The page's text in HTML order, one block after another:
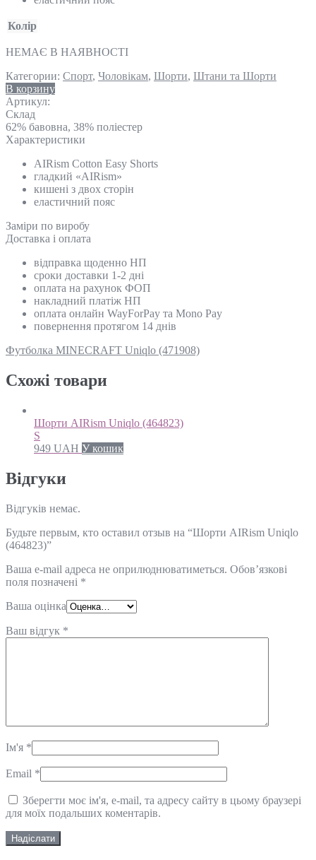
Колір
НЕМАЄ В НАЯВНОСТІ
Категории: Спорт, Чоловікам, Шорти, Штани та Шорти
В корзину
Артикул:
Склад
62% бавовна, 38% поліестер
Характеристики
AIRism Cotton Easy Shorts
гладкий «AIRism»
кишені з двох сторін
еластичний пояс
Замiри по виробу
Доставка і оплата
відправка щоденно НП
сроки доставки 1-2 дні
оплата на рахунок ФОП
накладний платіж НП
оплата онлайн WayForPay та Mono Pay
повернення протягом 14 днів
Футболка MINECRAFT Uniqlo (471908)
Схожi товари
Шорти AIRism Uniqlo (464823)
S
949 UAH У кошик
Відгуки
Відгуків немає.
Будьте первым, кто оставил отзыв на “Шорти AIRism Uniqlo
(464823)”
Ваша e-mail адреса не оприлюднюватиметься. Обов’язкові
поля позначені *
Ваша оцінка
Ваш відгук *
Ім'я *
Email *
Зберегти моє ім'я, e-mail, та адресу сайту в цьому браузері
для моїх подальших коментарів.